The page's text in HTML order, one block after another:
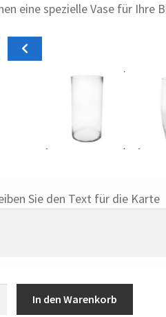
eine spezielle Vase für Ihre
29,95
Cilíndrico ancho
Warenkorb
Sie den Text für die Karte
In den Warenkorb